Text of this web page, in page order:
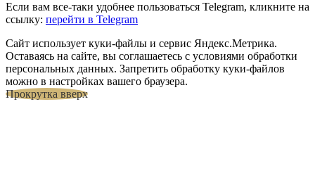
Если вам все-таки удобнее пользоваться Telegram, кликните на
ссылку: перейти в Telegram
Сайт использует куки-файлы и сервис Яндекс.Метрика.
Оставаясь на сайте, вы соглашаетесь с условиями обработки
персональных данных. Запретить обработку куки-файлов
можно в настройках вашего браузера.
Прокрутка вверх